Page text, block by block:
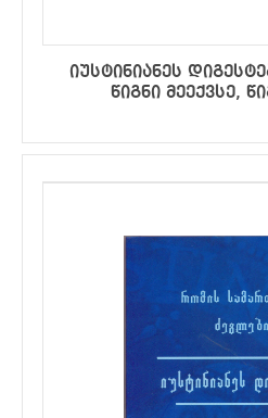
იუსტინიანეს
წიგნი მეექვსე,